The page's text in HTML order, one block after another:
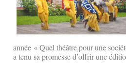
année « Quel théâtre pour une
a tenu sa promesse d’offrir une